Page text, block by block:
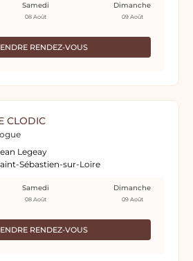
RENDEZ-VOUS
Samedi
08 Août
Dimanche
09 Août
CLODIC
Legeay
Sébastien-sur-Loire
RENDEZ-VOUS
Samedi
08 Août
Dimanche
09 Août